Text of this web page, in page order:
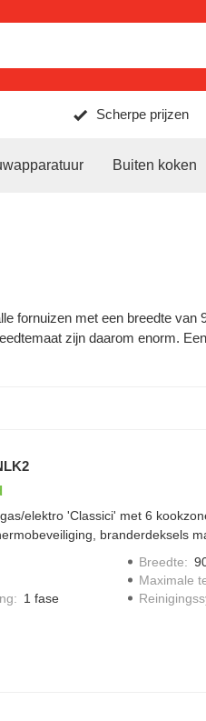
Scherpe prijzen
Buiten koken
fornuizen met een breedte
zijn daarom enorm.
elektro 'Classici' met 6
branderdeksels
opbergvak met klep
: 1 fase
Breedte:
Maximale